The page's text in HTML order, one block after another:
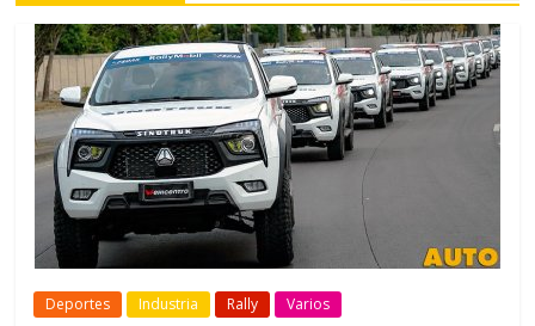
Deportes Industria Rally Varios